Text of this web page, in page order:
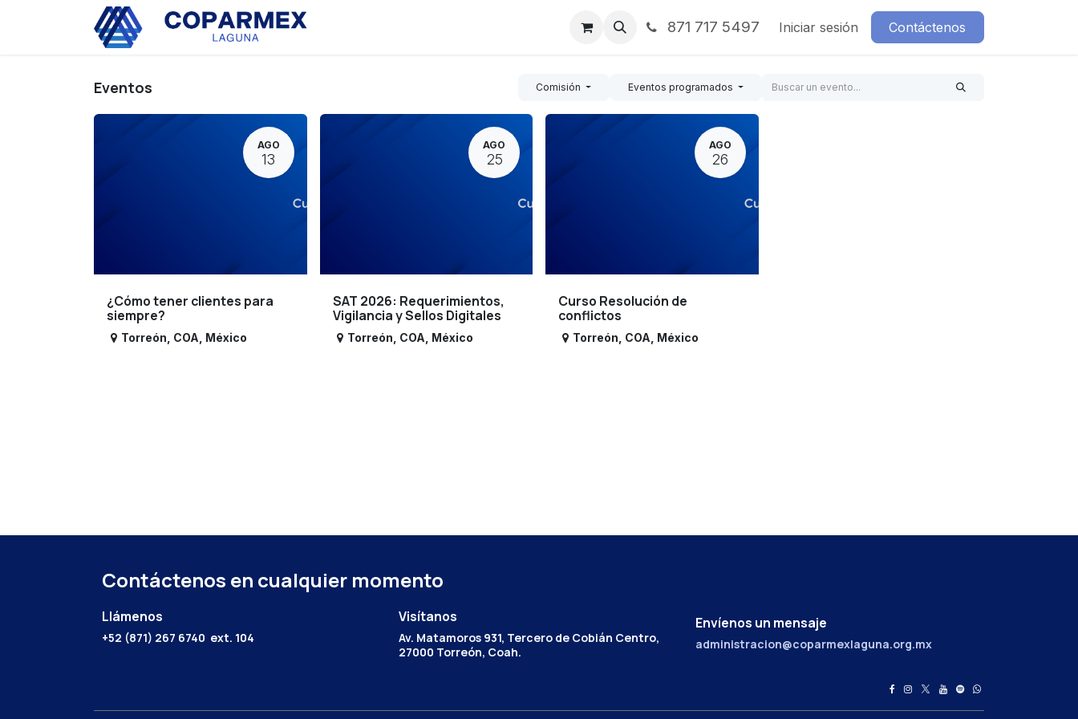
Noticias Contáctenos871 717 5497 Iniciar sesión Contáctenos
Eventos Comisión Eventos programados
AGO
13
¿Cómo tener clientes para
siempre?
Torreón COA México
AGO
25
SAT 2026: Requerimientos,
Vigilancia y Sellos Digitales
Torreón COA México
AGO
26
Curso Resolución de
conflictos
Torreón COA México
Contáctenos en cualquier momento
Llámenos
+52 (871) 267 6740 ext. 104
Envíenos un mensaje
administracion@coparmexlaguna.org.mx
Visítanos
Av. Matamoros 931, Tercero de Cobián Centro,
27000 Torreón, Coah.